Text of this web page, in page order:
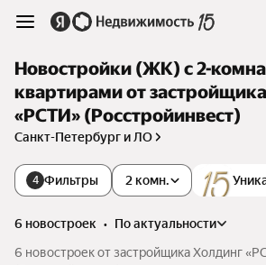
Новостройки (ЖК) с 2-
квартирами от
«РСТИ» (Росстройинвест)
Санкт-Петербург и ЛО
4 Фильтры 2 комн.
6 новостроек •
по актуальности
6 новостроек от застройщика Холдинг